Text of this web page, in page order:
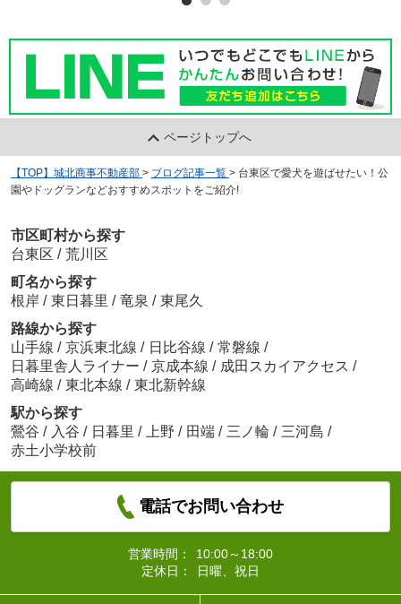
ページトップへ
【TOP】城北商事不動産部 > ブログ記事一覧 > 台東区で愛犬を遊ばせたい！公
園やドッグランなどおすすめスポットをご紹介!
市区町村から探す
台東区 / 荒川区
町名から探す
根岸 / 東日暮里 / 竜泉 / 東尾久
路線から探す
山手線 / 京浜東北線 / 日比谷線 / 常磐線 /
日暮里舎人ライナー / 京成本線 / 成田スカイアクセス /
高崎線 / 東北本線 / 東北新幹線
駅から探す
鶯谷 / 入谷 / 日暮里 / 上野 / 田端 / 三ノ輪 / 三河島 /
赤土小学校前
電話でお問い合わせ
営業時間：
10:00～18:00
定休日：
日曜、祝日